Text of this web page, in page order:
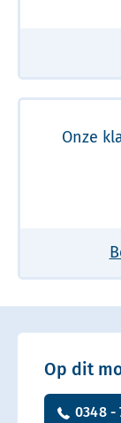
Onze
Op dit
0348 -